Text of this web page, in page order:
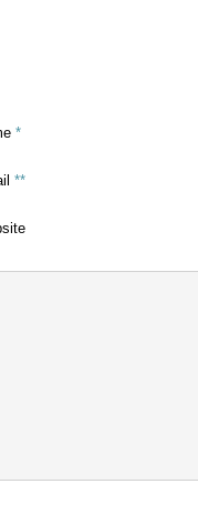
*
**